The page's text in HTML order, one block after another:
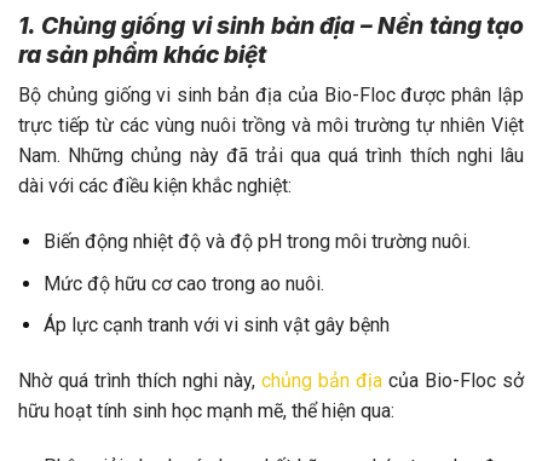
1. Chủng giống vi sinh bản địa – Nền tảng tạo
ra sản phẩm khác biệt
Bộ chủng giống vi sinh bản địa của Bio-Floc được phân lập
trực tiếp từ các vùng nuôi trồng và môi trường tự nhiên Việt
Nam. Những chủng này đã trải qua quá trình thích nghi lâu
dài với các điều kiện khắc nghiệt:
Biến động nhiệt độ và độ pH trong môi trường nuôi.
Mức độ hữu cơ cao trong ao nuôi.
Áp lực cạnh tranh với vi sinh vật gây bệnh
Nhờ quá trình thích nghi này, chủng bản địa của Bio-Floc sở
hữu hoạt tính sinh học mạnh mẽ, thể hiện qua: